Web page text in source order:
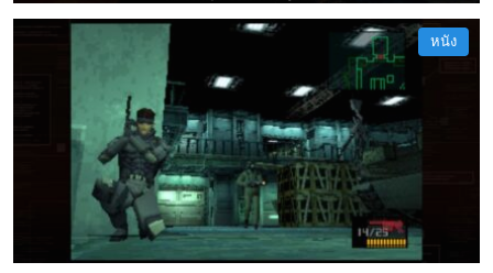
หนัง